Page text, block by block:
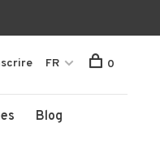
Blog
FR 0